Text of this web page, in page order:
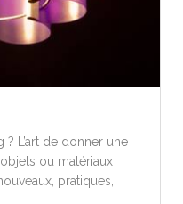
L’art de donner une
ou matériaux
pratiques,